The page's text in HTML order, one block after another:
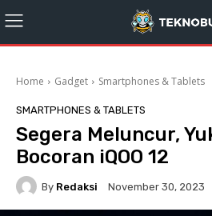
Home Gadget Smartphones & Tablets
SMARTPHONES & TABLETS
Segera Meluncur,
Bocoran iQOO 12
By Redaksi November 30, 2023